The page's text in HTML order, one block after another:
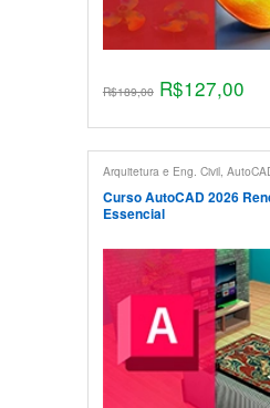
R$189,00 R$127,00
Arquitetura e Eng. Civil,
de Interiores Maquete Eletrônica
Renderização
Curso AutoCAD 2026
Essencial